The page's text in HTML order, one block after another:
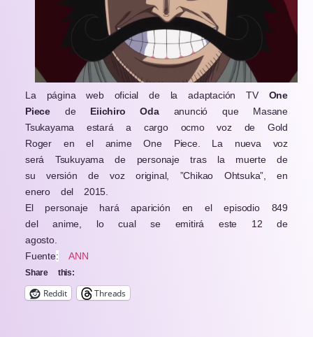
La página web oficial de la adaptación TV One
Piece de Eiichiro Odaanunció que Masane
Tsukayama estará a cargo ocmo voz de Gold
Roger en el anime One Piece. La nueva voz
será Tsukuyama de personaje tras la muerte de
su versión de voz original, ”Chikao Ohtsuka”, en
enero del 2015.
El personaje hará aparición en el episodio 849
del anime, lo cual se emitirá este 12 de
agosto.
Fuente: ANN
Share this:
Reddit Threads